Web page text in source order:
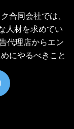
合同会社では、
人材を求めてい
代理店からエン
にやるべきこと